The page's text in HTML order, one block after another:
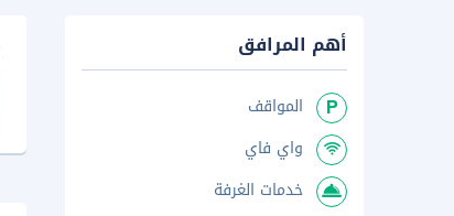
أهم المرافق
المواقف
واي فاي
خدمات الغرفة